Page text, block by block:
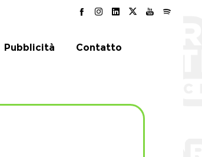
Pubblicità Contatto